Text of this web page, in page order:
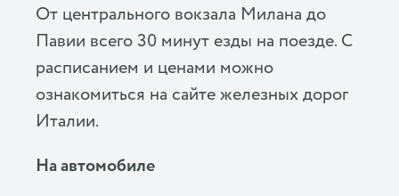
От центрального вокзала Милана до
Павии всего 30 минут езды на поезде. С
расписанием и ценами можно
ознакомиться на сайте железных дорог
Италии.
На автомобиле